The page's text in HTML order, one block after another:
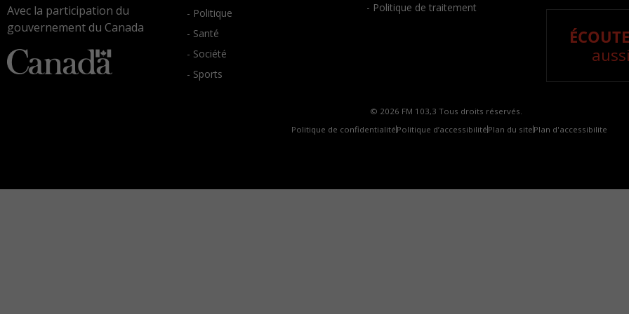
Avec la participation du
gouvernement du Canada
- Politique
- Santé
- Société
- Sports
- Politique de traitement
© 2026 FM 103,3 Tous droits réservés.
Politique de confidentialité Politique d’accessibilité Plan du site Plan d'accessibilite